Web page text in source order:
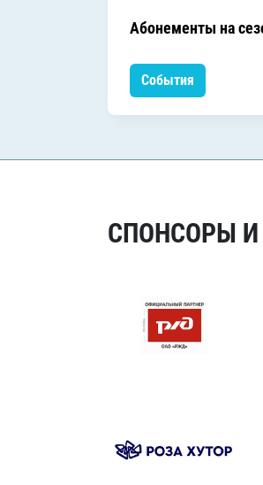
Абонементы на
События
СПОНСОРЫ И